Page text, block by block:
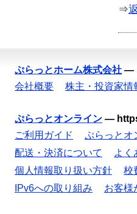
⇒
ぷらっとホーム株式会社 —
会社概要
株主・投資家情
ぷらっとオンライン —
ご利用ガイド
ぷらっとオ
配送・決済について
よく
個人情報取り扱い方針
校
IPv6への取り組み
お客様